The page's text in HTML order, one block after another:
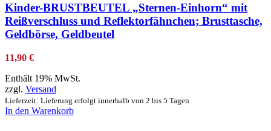
Kinder-BRUSTBEUTEL „Sternen-Einhorn“ mit
Reißverschluss und Reflektorfähnchen; Brusttasche,
Geldbörse, Geldbeutel
11,90 €
Enthält 19% MwSt.
zzgl. Versand
Lieferzeit: Lieferung erfolgt innerhalb von 2 bis 5 Tagen
In den Warenkorb